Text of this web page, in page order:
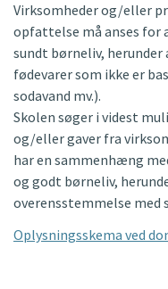
Virksomheder og/eller
opfattelse må anses for
sundt børneliv,
fødevarer som ikke er
sodavand mv.).
Skolen søger i videst
og/eller gaver fra
har en sammenhæng
og godt børneliv,
overensstemmelse med
Oplysningsskema ved